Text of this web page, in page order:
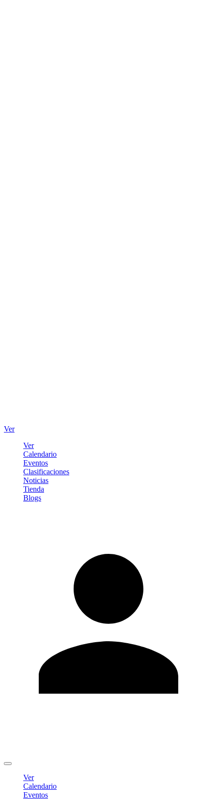
Ver
Ver
Calendario
Eventos
Clasificaciones
Noticias
Tienda
Blogs
Ver
Calendario
Eventos